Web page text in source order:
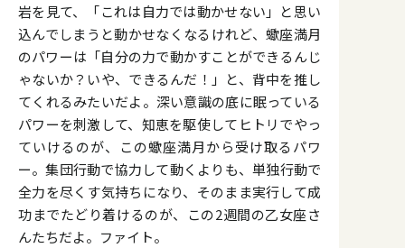
岩を見て、「これは自力では動かせない」と思い
込んでしまうと動かせなくなるけれど、蠍座満月
のパワーは「自分の力で動かすことができるんじ
ゃないか？いや、できるんだ！」と、背中を推し
てくれるみたいだよ。深い意識の底に眠っている
パワーを刺激して、知恵を駆使してヒトリでやっ
ていけるのが、この蠍座満月から受け取るパワ
ー。集団行動で協力して動くよりも、単独行動で
全力を尽くす気持ちになり、そのまま実行して成
功までたどり着けるのが、この2週間の乙女座さ
んたちだよ。ファイト。